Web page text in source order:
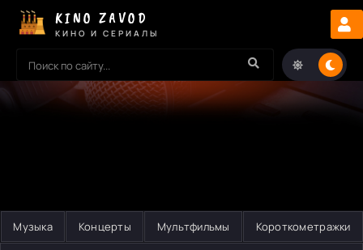
KINO ZAVOD
КИНО И СЕРИАЛЫ
Музыка Концерты Мультфильмы Короткометражки